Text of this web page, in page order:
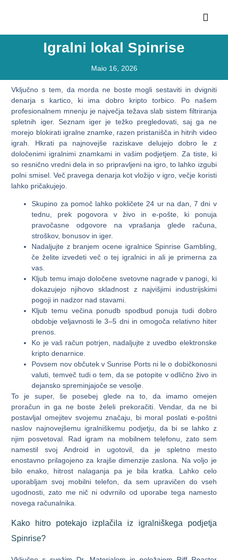
Igralni lokal Spinrise
Maio 16, 2026
Vključno s tem, da morda ne boste mogli sestaviti in dvigniti
denarja s kartico, ki ima dobro kripto torbico. Po našem
profesionalnem mnenju je največja težava slab sistem filtriranja
spletnih iger. Seznam iger je težko pregledovati, saj ga ne
morejo blokirati igralne znamke, razen pristanišča in hitrih video
igrah. Hkrati pa najnovejše raziskave delujejo dobro le z
določenimi igralnimi znamkami in vašim podjetjem.Za tiste, ki
so resnično vredni dela in so pripravljeni na igro, to lahko izgubi
polni smisel. Več pravega denarja kot vložijo v igro, večje koristi
lahko pričakujejo.
Skupino za pomoč lahko pokličete 24 ur na dan, 7 dni v
tednu, prek pogovora v živo in e-pošte, ki ponuja
pravočasne odgovore na vprašanja glede računa,
stroškov, bonusov in iger.
Nadaljujte z branjem ocene igralnice Spinrise Gambling,
če želite izvedeti več o tej igralnici in ali je primerna za
vas.
Kljub temu imajo določene svetovne nagrade v panogi, ki
dokazujejo njihovo skladnost z najvišjimi industrijskimi
pogoji in nadzor nad stavami.
Kljub temu večina ponudb spodbud ponuja tudi dobro
obdobje veljavnosti le 3–5 dni in omogoča relativno hiter
prenos.
Ko je vaš račun potrjen, nadaljujte z uvedbo elektronske
kripto denarnice.
Povsem nov občutek v Sunrise Ports ni le o dobičkonosni
valuti, temveč tudi o tem, da se potopite v odlično živo in
dejansko spreminjajoče se vesolje.
To je super, še posebej glede na to, da imamo omejen
proračun in ga ne boste želeli prekoračiti. Vendar, da ne bi
postavljal omejitev svojemu značaju, bi moral poslati e-poštni
naslov najnovejšemu igralniškemu podjetju, da bi se lahko z
njim posvetoval. Rad igram na mobilnem telefonu, zato sem
namestil svoj Android in ugotovil, da je spletno mesto
enostavno prilagojeno za krajše dimenzije zaslona. Na voljo je
bilo enako, hitrost nalaganja pa je bila kratka. Lahko celo
uporabljam svoj mobilni telefon, da sem upravičen do vseh
ugodnosti, zato me nič ni odvrnilo od uporabe tega namesto
novega računalnika.
Kako hitro potekajo izplačila iz igralniškega podjetja
Spinrise?